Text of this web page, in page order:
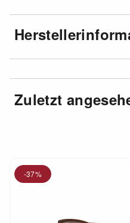
Zuletzt
-37%